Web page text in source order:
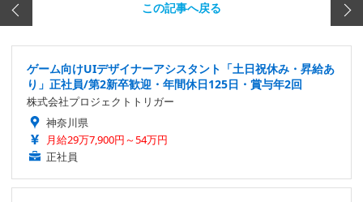
この記事へ戻る
ゲーム向けUIデザイナーアシスタント「土日祝休み・昇給あ
り」正社員/第2新卒歓迎・年間休日125日・賞与年2回
株式会社プロジェクトトリガー
神奈川県
月給29万7,900円～54万円
正社員